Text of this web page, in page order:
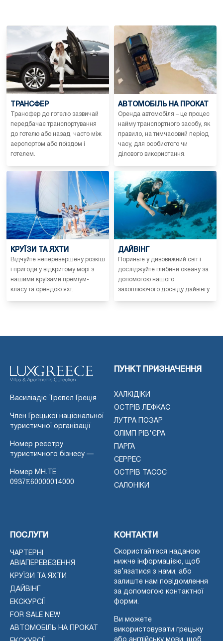
ТРАНСФЕР
Трансфер до готелю зазвичай
передбачає транспортування
до готелю або назад, часто між
аеропортом або поїздом і
готелем.
АВТОМОБІЛЬ НА ПРОКАТ
Оренда автомобіля – це процес
найму транспортного засобу, як
правило, на тимчасовий період
часу, для особистого чи
ділового використання.
КРУЇЗИ ТА ЯХТИ
Відчуйте неперевершену розкіш
і пригоди у відкритому морі з
нашими круїзами преміум-
класу та орендою яхт.
ДАЙВІНГ
Пориньте у дивовижний світ і
досліджуйте глибини океану за
допомогою нашого
захоплюючого досвіду дайвінгу.
Василіадіс Тревел Греція
Член Грецької національної
туристичної організації
Номер реєстру
туристичного бізнесу —
Номер MH.TE
0937Ε60000014000
ПУНКТ ПРИЗНАЧЕННЯ
ХАЛКІДІКИ
ОСТРІВ ЛЕФКАС
ЛУТРА ПОЗАР
ОЛІМП РІВ'ЄРА
ПАРГА
СЕРРЕС
ОСТРІВ ТАСОС
САЛОНІКИ
ПОСЛУГИ
ЧАРТЕРНІ
АВІАПЕРЕВЕЗЕННЯ
КРУЇЗИ ТА ЯХТИ
ДАЙВІНГ
ЕКСКУРСІЇ
FOR SALE NEW
АВТОМОБІЛЬ НА ПРОКАТ
КОНТАКТИ
Скористайтеся наданою
нижче інформацією, щоб
зв’язатися з нами, або
залиште нам повідомлення
за допомогою контактної
форми.
Ви можете
використовувати грецьку
або англійську мови, щоб